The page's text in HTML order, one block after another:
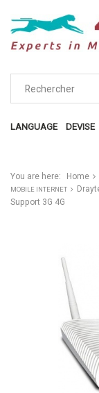
LANGUAGE DEVISE
You are here: Home
MOBILE INTERNET
Support 3G 4G